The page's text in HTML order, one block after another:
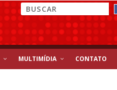
MULTIMÍDIA CONTATO